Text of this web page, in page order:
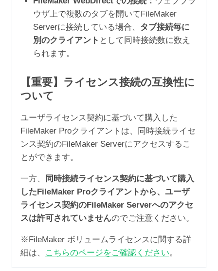
ウザ上で複数のタブを開いてFileMaker
Serverに接続している場合、 タブ接続毎に
別のクライアント として同時接続数に数え
られます。
【重要】ライセンス接続の互換性に
ついて
ユーザライセンス契約に基づいて購入した
FileMaker Proクライアントは、同時接続ライセ
ンス契約のFileMaker Serverにアクセスするこ
とができます。
一方、
同時接続ライセンス契約に基づいて購入
したFileMaker Proクライアントから、ユーザ
ライセンス契約のFileMaker Serverへのアクセ
スは許可されていませんのでご注意ください。
※FileMaker ボリュームライセンスに関する詳
細は、
こちらのページをご確認ください。